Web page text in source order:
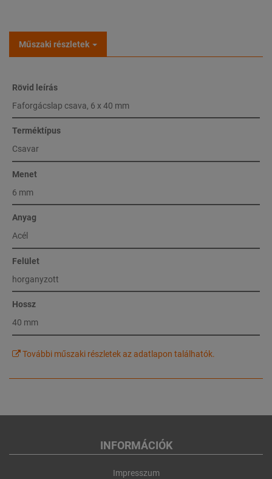
Műszaki részletek
Rövid leírás
Faforgácslap csava, 6 x 40 mm
Terméktípus
Csavar
Menet
6 mm
Anyag
Acél
Felület
horganyzott
Hossz
40 mm
További műszaki részletek az adatlapon találhatók.
INFORMÁCIÓK
Impresszum